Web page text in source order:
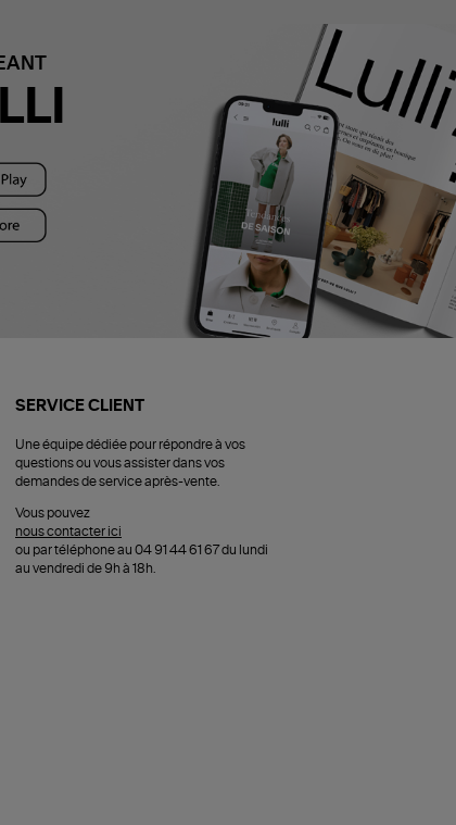
SERVICE CLIENT
Une équipe dédiée pour répondre à vos
questions ou vous assister dans vos
demandes de service après-vente.
Vous pouvez
nous contacter ici
ou par téléphone au 04 91 44 61 67 du lundi
au vendredi de 9h à 18h.